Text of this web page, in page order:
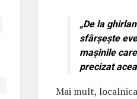
„De la
sfârșește
mașinile
precizat
Mai mult,